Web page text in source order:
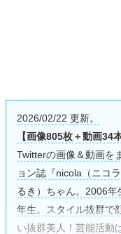
2026/02/22 更新。
【画像805枚＋動画34本
Twitterの画像＆動画を
ョン誌『nicola（ニコ
るき）ちゃん。2006
年生。スタイル抜群で
い抜群美人！芸能活動